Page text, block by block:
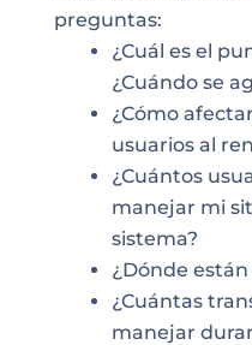
preguntas:
¿Cuál es el
¿Cuándo se
¿Cómo
usuarios al
¿Cuántos
manejar mi
sistema?
¿Dónde
¿Cuántas
manejar